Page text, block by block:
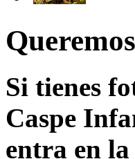
Si tienes
Caspe
entra en la